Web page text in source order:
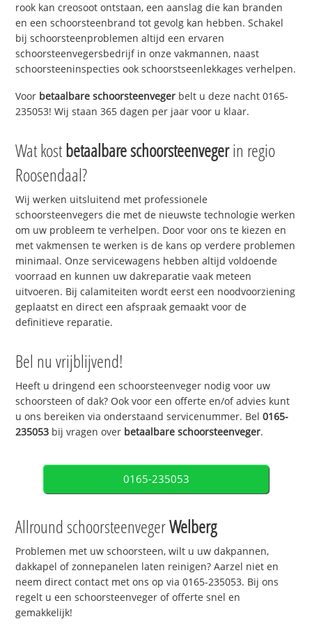
rook kan creosoot ontstaan, een aanslag die kan branden
en een schoorsteenbrand tot gevolg kan hebben. Schakel
bij schoorsteenproblemen altijd een ervaren
schoorsteenvegersbedrijf in onze vakmannen, naast
schoorsteeninspecties ook schoorstseenlekkages verhelpen.
Voor betaalbare schoorsteenveger belt u deze nacht 0165-
235053! Wij staan 365 dagen per jaar voor u klaar.
Wat kostbetaalbare schoorsteenvegerin regio
Roosendaal?
Wij werken uitsluitend met professionele
schoorsteenvegers die met de nieuwste technologie werken
om uw probleem te verhelpen. Door voor ons te kiezen en
met vakmensen te werken is de kans op verdere problemen
minimaal. Onze servicewagens hebben altijd voldoende
voorraad en kunnen uw dakreparatie vaak meteen
uitvoeren. Bij calamiteiten wordt eerst een noodvoorziening
geplaatst en direct een afspraak gemaakt voor de
definitieve reparatie.
Bel nu vrijblijvend!
Heeft u dringend een schoorsteenveger nodig voor uw
schoorsteen of dak? Ook voor een offerte en/of advies kunt
u ons bereiken via onderstaand servicenummer. Bel0165-
235053 bij vragen over betaalbare schoorsteenveger.
0165-235053
Allround schoorsteenvegerWelberg
Problemen met uw schoorsteen, wilt u uw dakpannen,
dakkapel of zonnepanelen laten reinigen? Aarzel niet en
neem direct contact met ons op via 0165-235053. Bij ons
regelt u een schoorsteenveger of offerte snel en
gemakkelijk!